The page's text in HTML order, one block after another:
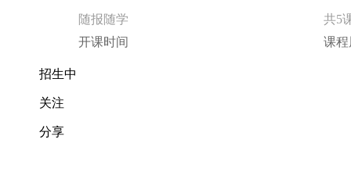
【快班】R七种武器之数据可视化包ggplot2